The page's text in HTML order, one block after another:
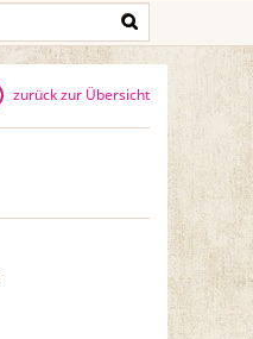
zurück zur Übersicht